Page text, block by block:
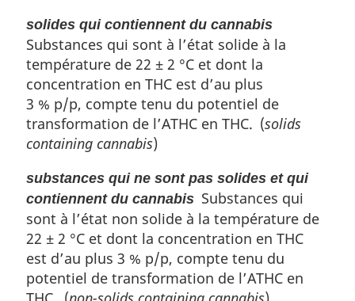
solides qui contiennent du cannabis
Substances qui sont à l’état solide à la
température de 22 ± 2 °C et dont la
concentration en THC est d’au plus
3 % p/p, compte tenu du potentiel de
transformation de l’ATHC en THC. (solids
containing cannabis)
substances qui ne sont pas solides et qui
contiennent du cannabis Substances qui
sont à l’état non solide à la température de
22 ± 2 °C et dont la concentration en THC
est d’au plus 3 % p/p, compte tenu du
potentiel de transformation de l’ATHC en